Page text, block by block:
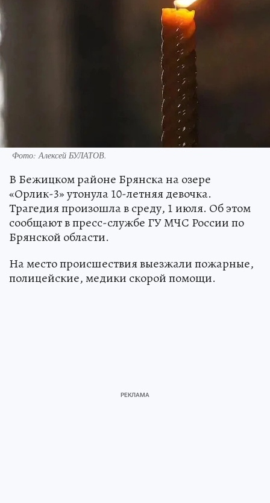
Фото: Алексей БУЛАТОВ.
В Бежицком районе Брянска на озере
«Орлик-3» утонула 10-летняя девочка.
Трагедия произошла в среду, 1 июля. Об этом
сообщают в пресс-службе ГУ МЧС России по
Брянской области.
На место происшествия выезжали пожарные,
полицейские, медики скорой помощи.